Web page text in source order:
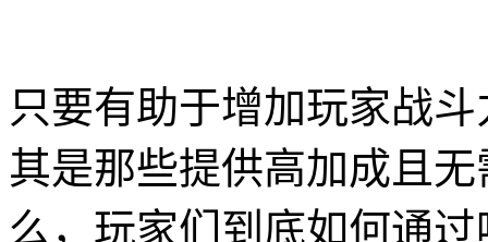
只要有助于增加玩家战
其是那些提供高加成且
么，玩家们到底如何通